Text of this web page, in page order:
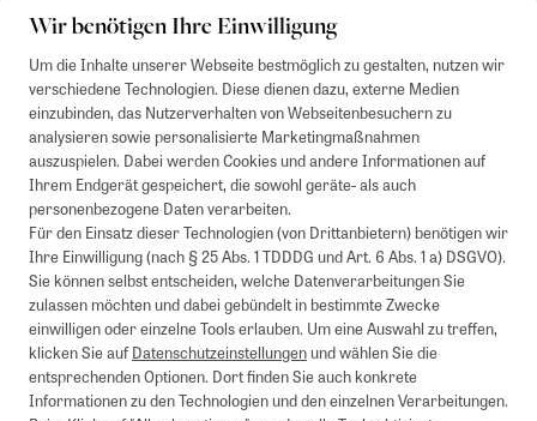
Wir benötigen Ihre Einwilligung
Um die Inhalte unserer Webseite bestmöglich zu gestalten, nutzen wir
verschiedene Technologien. Diese dienen dazu, externe Medien
einzubinden, das Nutzerverhalten von Webseitenbesuchern zu
analysieren sowie personalisierte Marketingmaßnahmen
auszuspielen. Dabei werden Cookies und andere Informationen auf
Ihrem Endgerät gespeichert, die sowohl geräte- als auch
personenbezogene Daten verarbeiten.
Für den Einsatz dieser Technologien (von Drittanbietern) benötigen wir
Ihre Einwilligung (nach § 25 Abs. 1 TDDDG und Art. 6 Abs. 1 a) DSGVO).
Sie können selbst entscheiden, welche Datenverarbeitungen Sie
zulassen möchten und dabei gebündelt in bestimmte Zwecke
einwilligen oder einzelne Tools erlauben. Um eine Auswahl zu treffen,
klicken Sie aufDatenschutzeinstellungenund wählen Sie die
entsprechenden Optionen. Dort finden Sie auch konkrete
Informationen zu den Technologien und den einzelnen Verarbeitungen.